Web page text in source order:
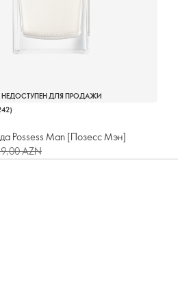
НЕДОСТУПЕН ДЛЯ ПРОДАЖИ
)
Possess Man [Позесс Мэн]
AZN